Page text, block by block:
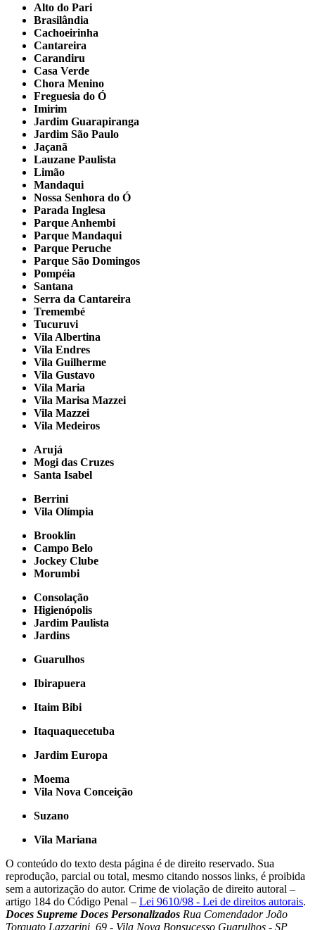
Alto do Pari
Brasilândia
Cachoeirinha
Cantareira
Carandiru
Casa Verde
Chora Menino
Freguesia do Ó
Imirim
Jardim Guarapiranga
Jardim São Paulo
Jaçanã
Lauzane Paulista
Limão
Mandaqui
Nossa Senhora do Ó
Parada Inglesa
Parque Anhembi
Parque Mandaqui
Parque Peruche
Parque São Domingos
Pompéia
Santana
Serra da Cantareira
Tremembé
Tucuruvi
Vila Albertina
Vila Endres
Vila Guilherme
Vila Gustavo
Vila Maria
Vila Marisa Mazzei
Vila Mazzei
Vila Medeiros
Arujá
Mogi das Cruzes
Santa Isabel
Berrini
Vila Olímpia
Brooklin
Campo Belo
Jockey Clube
Morumbi
Consolação
Higienópolis
Jardim Paulista
Jardins
Guarulhos
Ibirapuera
Itaim Bibi
Itaquaquecetuba
Jardim Europa
Moema
Vila Nova Conceição
Suzano
Vila Mariana
O conteúdo do texto desta página é de direito reservado. Sua
reprodução, parcial ou total, mesmo citando nossos links, é proibida
sem a autorização do autor. Crime de violação de direito autoral –
artigo 184 do Código Penal – Lei 9610/98 - Lei de direitos autorais.
Doces Supreme Doces Personalizados Rua Comendador João
Torquato Lazzarini, 69 - Vila Nova Bonsucesso Guarulhos - SP